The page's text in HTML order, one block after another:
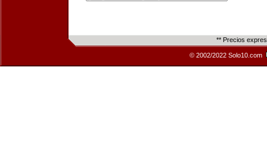
** Precios
© 2002/2022 Solo10.com